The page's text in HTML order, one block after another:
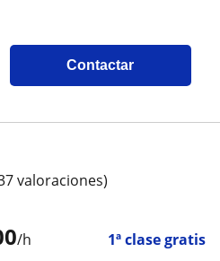
Contactar
/h 1ª clase gratis
valoraciones)